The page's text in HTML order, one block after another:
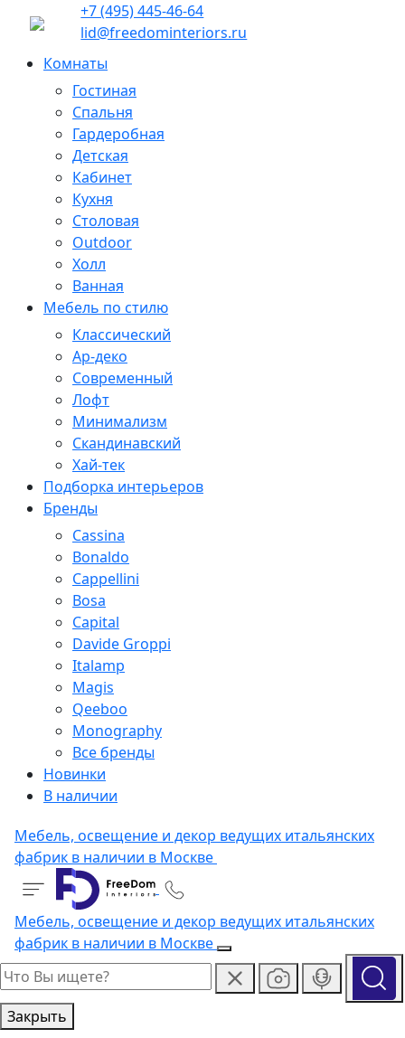
+7 (495) 445-46-64
lid@freedominteriors.ru
Комнаты
Гостиная
Спальня
Гардеробная
Детская
Кабинет
Кухня
Столовая
Outdoor
Холл
Ванная
Мебель по стилю
Классический
Ар-деко
Современный
Лофт
Минимализм
Скандинавский
Хай-тек
Подборка интерьеров
Бренды
Cassina
Bonaldo
Cappellini
Bosa
Capital
Davide Groppi
Italamp
Magis
Qeeboo
Monography
Все бренды
Новинки
В наличии
Мебель, освещение и декор ведущих итальянских
фабрик в наличии в Москве
Мебель, освещение и декор ведущих итальянских
фабрик в наличии в Москве
Закрыть